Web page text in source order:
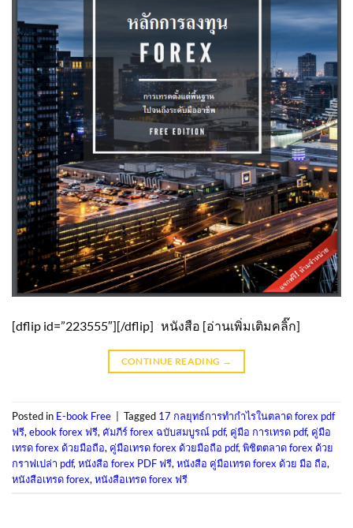
[dflip id=”223555″][/dflip] หนังสือ [อ่านเพิ่มเติมคลิ๊ก]
CONTINUE READING →
Posted in E-book Free | Tagged 17 กลยุทธ์การทํากําไรในตลาด forex pdf
ฟรี, ebook forex ฟรี, คัมภีร์ forex ฉบับสมบูรณ์ pdf, คู่มือ การเทรด pdf, คู่มือ
เทรด forex ด้วยมือถือ, คู่มือเทรด forex ด้วยมือถือ pdf, พิชิตตลาด forex ด้วย
กราฟเปล่า pdf, หนังสือ forex PDF ฟรี, หนังสือ คู่มือเทรด forex ด้วย มือ ถือ,
หนังสือเทรด forex, หนังสือเทรด forex ฟรี